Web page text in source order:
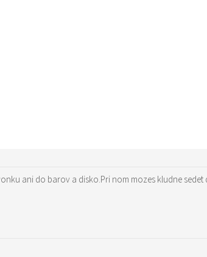
ani do barov a disko.Pri nom mozes kludne sedet